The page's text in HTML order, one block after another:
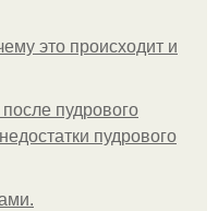
это происходит и
пудрового
пудрового